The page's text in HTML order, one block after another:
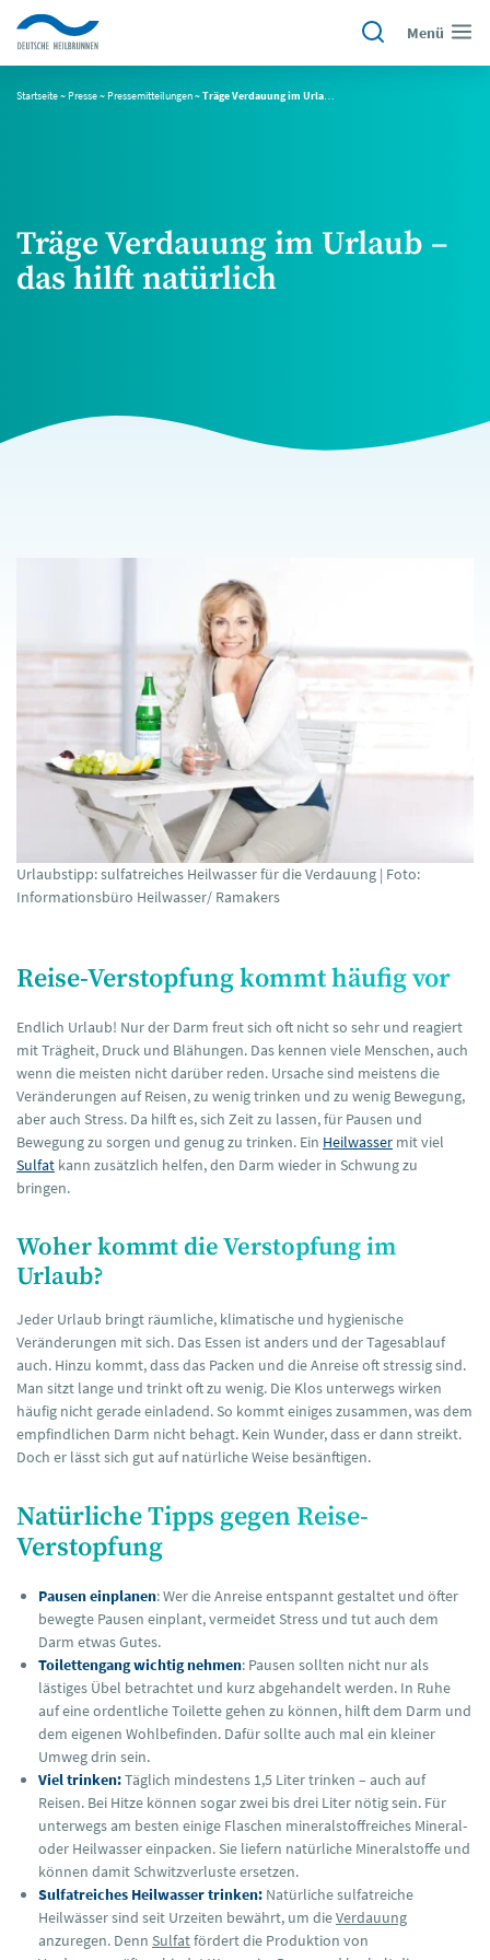
Menü
Startseite~Presse~Pressemitteilungen~Träge Verdauung im Urlaub – das hilft natürlich
Träge Verdauung im Urlaub –
das hilft natürlich
Urlaubstipp: sulfatreiches Heilwasser für die Verdauung | Foto:
Informationsbüro Heilwasser/ Ramakers
Reise-Verstopfung kommt häufig vor
Endlich Urlaub! Nur der Darm freut sich oft nicht so sehr und reagiert
mit Trägheit, Druck und Blähungen. Das kennen viele Menschen, auch
wenn die meisten nicht darüber reden. Ursache sind meistens die
Veränderungen auf Reisen, zu wenig trinken und zu wenig Bewegung,
aber auch Stress. Da hilft es, sich Zeit zu lassen, für Pausen und
Bewegung zu sorgen und genug zu trinken. Ein Heilwasser mit viel
Sulfat kann zusätzlich helfen, den Darm wieder in Schwung zu
bringen.
Woher kommt die Verstopfung im
Urlaub?
Jeder Urlaub bringt räumliche, klimatische und hygienische
Veränderungen mit sich. Das Essen ist anders und der Tagesablauf
auch. Hinzu kommt, dass das Packen und die Anreise oft stressig sind.
Man sitzt lange und trinkt oft zu wenig. Die Klos unterwegs wirken
häufig nicht gerade einladend. So kommt einiges zusammen, was dem
empfindlichen Darm nicht behagt. Kein Wunder, dass er dann streikt.
Doch er lässt sich gut auf natürliche Weise besänftigen.
Natürliche Tipps gegen Reise-
Verstopfung
Pausen einplanen: Wer die Anreise entspannt gestaltet und öfter
bewegte Pausen einplant, vermeidet Stress und tut auch dem
Darm etwas Gutes.
Toilettengang wichtig nehmen: Pausen sollten nicht nur als
lästiges Übel betrachtet und kurz abgehandelt werden. In Ruhe
auf eine ordentliche Toilette gehen zu können, hilft dem Darm und
dem eigenen Wohlbefinden. Dafür sollte auch mal ein kleiner
Umweg drin sein.
Viel trinken:Täglich mindestens 1,5 Liter trinken – auch auf
Reisen. Bei Hitze können sogar zwei bis drei Liter nötig sein. Für
unterwegs am besten einige Flaschen mineralstoffreiches Mineral-
oder Heilwasser einpacken. Sie liefern natürliche Mineralstoffe und
können damit Schwitzverluste ersetzen.
Sulfatreiches Heilwasser trinken: Natürliche sulfatreiche
Heilwässer sind seit Urzeiten bewährt, um dieVerdauung
anzuregen. Denn Sulfatfördert die Produktion von